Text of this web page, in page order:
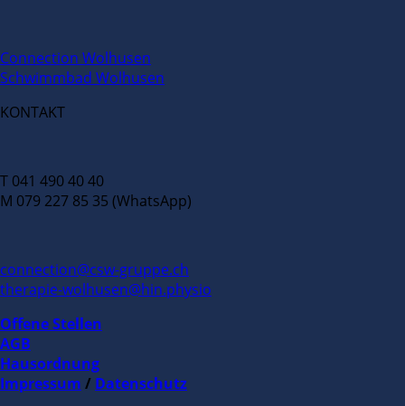
Connection Wolhusen
Schwimmbad Wolhusen
KONTAKT
T 041 490 40 40
M 079 227 85 35 (WhatsApp)
connection@csw-gruppe.ch
therapie-wolhusen@hin.physio
Offene Stellen
AGB
Hausordnung
Impressum / Datenschutz